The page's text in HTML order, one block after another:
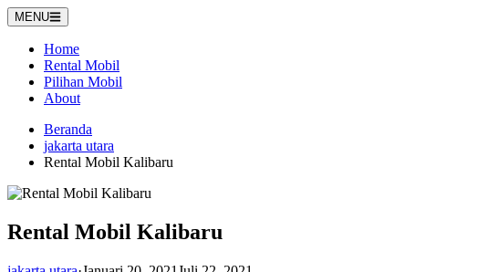
Langsung
ke
konten
MENU
Home
Rental Mobil
Pilihan Mobil
About
Beranda
jakarta utara
Rental Mobil Kalibaru
Rental Mobil Kalibaru